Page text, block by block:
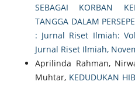
SEBAGAI KORBAN
TANGGA DALAM
: Jurnal Riset Ilmiah:
Jurnal Riset Ilmiah,
Aprilinda Rahman,
Muhtar, KEDUDUKAN